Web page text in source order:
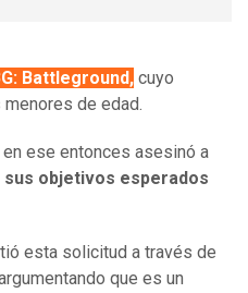
Battleground, cuyo
de edad.
ese entonces asesinó a
objetivos esperados
esta solicitud a través de
que es un